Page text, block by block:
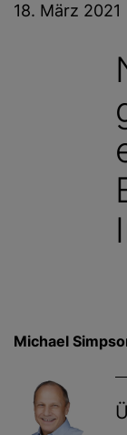
18. März 2021
Michael